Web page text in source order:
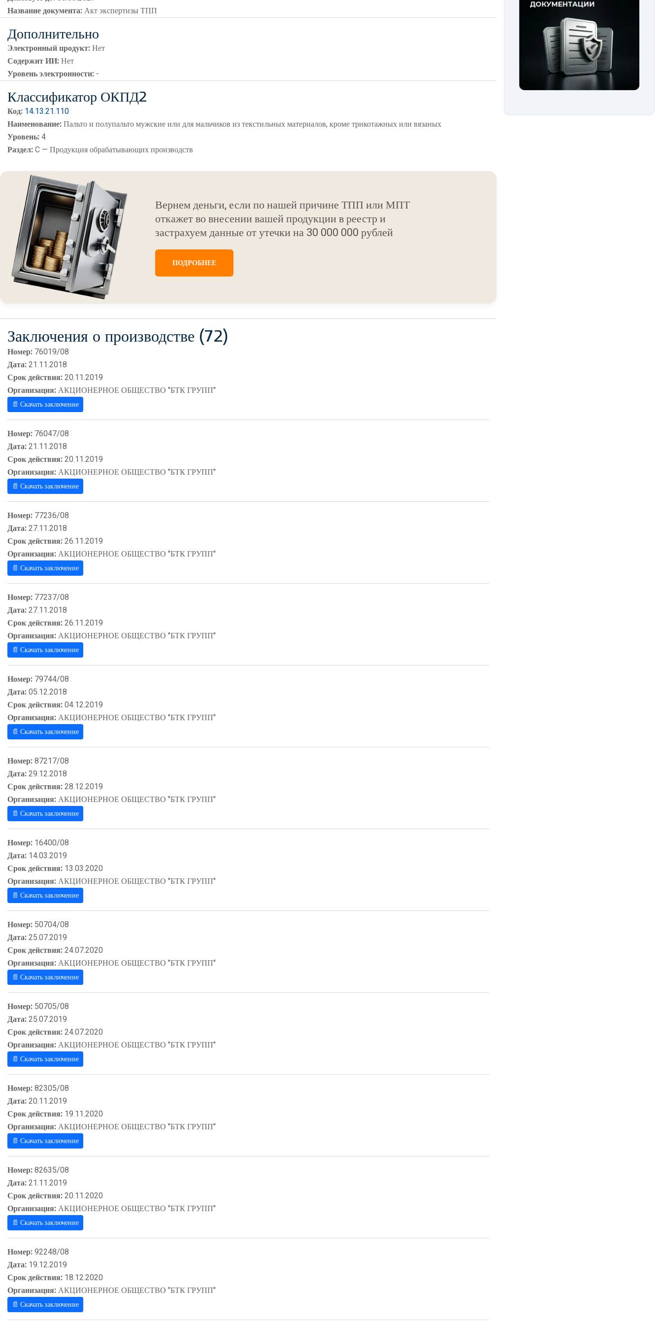
Название документа:Акт экспертизы ТПП
Дополнительно
Электронный продукт:Нет
Содержит ИИ:Нет
Уровень электронности: -
Классификатор ОКПД2
Код: 14.13.21.110
Наименование:Пальто и полупальто мужские или для мальчиков из текстильных материалов, кроме трикотажных или вязаных
Уровень:4
Раздел:C — Продукция обрабатывающих производств
Вернем деньги, если по нашей причине ТПП или МПТ
откажет во внесении вашей продукции в реестр и
застрахуем данные от утечки на 30 000 000 рублей
ПОДРОБНЕЕ
Заключения о производстве (72)
Номер: 76019/08
Дата:21.11.2018
Срок действия:20.11.2019
Организация:АКЦИОНЕРНОЕ ОБЩЕСТВО "БТК ГРУПП"
📄 Скачать заключение
Номер: 76047/08
Дата:21.11.2018
Срок действия:20.11.2019
Организация:АКЦИОНЕРНОЕ ОБЩЕСТВО "БТК ГРУПП"
📄 Скачать заключение
Номер: 77236/08
Дата:27.11.2018
Срок действия:26.11.2019
Организация:АКЦИОНЕРНОЕ ОБЩЕСТВО "БТК ГРУПП"
📄 Скачать заключение
Номер: 77237/08
Дата:27.11.2018
Срок действия:26.11.2019
Организация:АКЦИОНЕРНОЕ ОБЩЕСТВО "БТК ГРУПП"
📄 Скачать заключение
Номер: 79744/08
Дата:05.12.2018
Срок действия:04.12.2019
Организация:АКЦИОНЕРНОЕ ОБЩЕСТВО "БТК ГРУПП"
📄 Скачать заключение
Номер:87217/08
Дата:29.12.2018
Срок действия:28.12.2019
Организация:АКЦИОНЕРНОЕ ОБЩЕСТВО "БТК ГРУПП"
📄 Скачать заключение
Номер: 16400/08
Дата: 14.03.2019
Срок действия: 13.03.2020
Организация:АКЦИОНЕРНОЕ ОБЩЕСТВО "БТК ГРУПП"
📄 Скачать заключение
Номер: 50704/08
Дата:25.07.2019
Срок действия:24.07.2020
Организация:АКЦИОНЕРНОЕ ОБЩЕСТВО "БТК ГРУПП"
📄 Скачать заключение
Номер: 50705/08
Дата:25.07.2019
Срок действия:24.07.2020
Организация:АКЦИОНЕРНОЕ ОБЩЕСТВО "БТК ГРУПП"
📄 Скачать заключение
Номер:82305/08
Дата:20.11.2019
Срок действия: 19.11.2020
Организация:АКЦИОНЕРНОЕ ОБЩЕСТВО "БТК ГРУПП"
📄 Скачать заключение
Номер:82635/08
Дата:21.11.2019
Срок действия:20.11.2020
Организация:АКЦИОНЕРНОЕ ОБЩЕСТВО "БТК ГРУПП"
📄 Скачать заключение
Номер:92248/08
Дата: 19.12.2019
Срок действия: 18.12.2020
Организация:АКЦИОНЕРНОЕ ОБЩЕСТВО "БТК ГРУПП"
📄 Скачать заключение